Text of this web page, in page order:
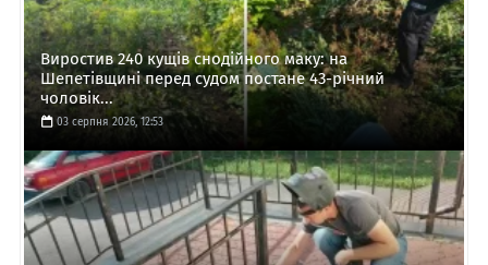
Виростив 240 кущів снодійного маку: на
Шепетівщині перед судом постане 43-річний
чоловік...
03 серпня 2026, 12:53